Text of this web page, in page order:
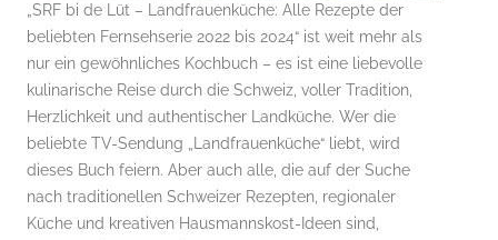
„SRF bi de Lüt – Landfrauenküche: Alle Rezepte der
beliebten Fernsehserie 2022 bis 2024“ ist weit mehr als
nur ein gewöhnliches Kochbuch – es ist eine liebevolle
kulinarische Reise durch die Schweiz, voller Tradition,
Herzlichkeit und authentischer Landküche. Wer die
beliebte TV-Sendung „Landfrauenküche“ liebt, wird
dieses Buch feiern. Aber auch alle, die auf der Suche
nach traditionellen Schweizer Rezepten, regionaler
Küche und kreativen Hausmannskost-Ideen sind,